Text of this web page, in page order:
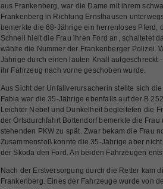
aus Frankenberg, war die Dame mit ihrem
Frankenberg in Richtung Ernsthausen
bemerkte die 68-Jährige ein herrenloses Pferd,
Schnell hielt die Frau ihren Ford an, schaltetet
wählte die Nummer der Frankenberger Polizei.
Jährige durch einen lauten Knall aufgeschreckt
ihr Fahrzeug nach vorne geschoben wurde.
Aus Sicht der Unfallverursacherin stellte sich
Fabia war die 35-Jährige ebenfalls auf der B
Leichter Nebel und Dunkelheit begleiteten die
der Ortsdurchfahrt Bottendorf bemerkte die Frau
stehenden PKW zu spät. Zwar bekam die Frau
Zusammenstoß konnte die 35-Jährige aber
der Skoda den Ford. An beiden Fahrzeugen
Nach der Erstversorgung durch die Retter kam
Frankenberg. Eines der Fahrzeuge wurde von